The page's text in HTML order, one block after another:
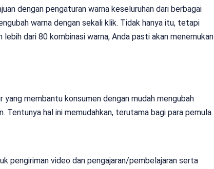
dengan pengaturan warna keseluruhan dari berbagai
warna dengan sekali klik. Tidak hanya itu, tetapi
dari 80 kombinasi warna, Anda pasti akan menemukan
membantu konsumen dengan mudah mengubah
Tentunya hal ini memudahkan, terutama bagi para pemula.
pengiriman video dan pengajaran/pembelajaran serta